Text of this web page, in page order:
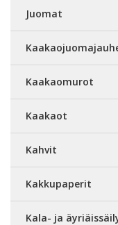
Juomat
Kaakaomurot
Kaakaot
Kahvit
Kakkupaperit
Kala- ja